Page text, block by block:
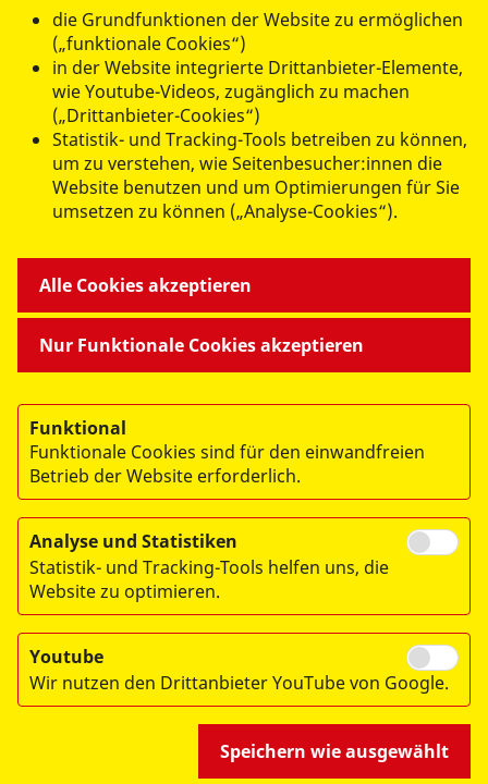
1(aktuell)
2 3
… 63
MITMACHEN & HELFEN
BESONDERE PROJEKTE
© 2026 ASB Dresden & Kamenz
Impressum
Datenschutz
Hinweisgebersystem
die Grundfunktionen der Website zu ermöglichen
(„funktionale Cookies“)
in der Website integrierte Drittanbieter-Elemente,
wie Youtube-Videos, zugänglich zu machen
(„Drittanbieter-Cookies“)
Statistik- und Tracking-Tools betreiben zu können,
um zu verstehen, wie Seitenbesucher:innen die
Website benutzen und um Optimierungen für Sie
umsetzen zu können („Analyse-Cookies“).
Nur Funktionale Cookies akzeptieren
Alle Cookies akzeptieren
Funktional
Funktionale Cookies sind für den einwandfreien
Betrieb der Website erforderlich.
Analyse und Statistiken
Statistik- und Tracking-Tools helfen uns, die
Website zu optimieren.
Youtube
Wir nutzen den Drittanbieter YouTube von Google.
Speichern wie ausgewählt